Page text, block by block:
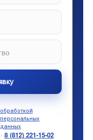
обработкой
персональных
данных
.
· 8 (812) 221-15-02